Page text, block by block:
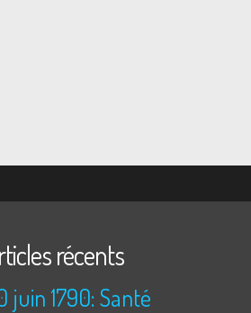
récents
juin 1790: Santé